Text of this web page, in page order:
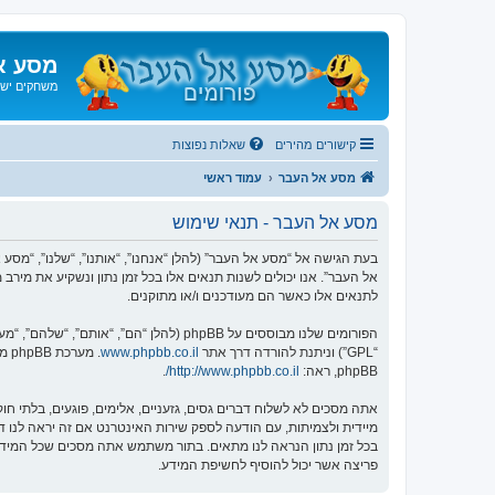
מסע
משחקים
קישורים מהירים שאלות נפוצות
מסע אל העבר עמוד ראשי
מסע אל העבר - תנאי שימוש
אל העבר”. אנו יכולים לשנות תנאים אלו בכל זמן נתון ונשקיע את
לתנאים אלו כאשר הם מעודכנים ו/או מתוקנים.
הפורומים שלנו מבוססים על phpBB (להלן “הם”, “אותם”, “שלהם”, “מערכת phpBB”, “www.phpbb.co.il”, “קבוצת phpBB”, “צוות phpBB הישראלי”) אשר הינה מערכת בולטיין המשוחררת תחת הסכם “
“GPL”) וניתנת להורדה דרך אתר
www.phpbb.co.il
phpBB, ראה:
http://www.phpbb.co.il/
.
אתה מסכים לא לשלוח דברים גסים, גזעניים, אלימים, פוגעים,
פריצה אשר יכול להוסיף לחשיפת המידע.